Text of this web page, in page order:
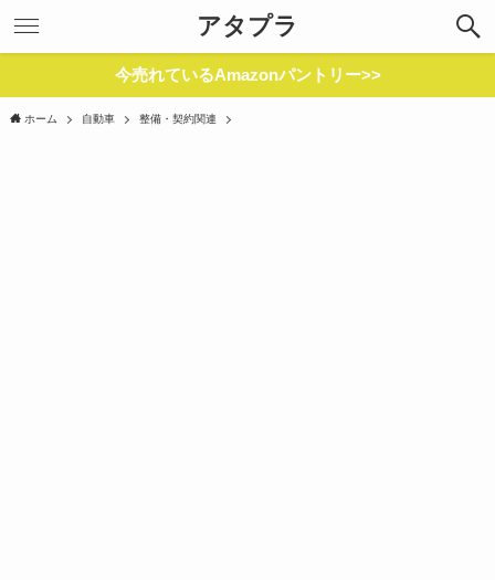
アタプラ
今売れているAmazonパントリー>>
ホーム 自動車 整備・契約関連